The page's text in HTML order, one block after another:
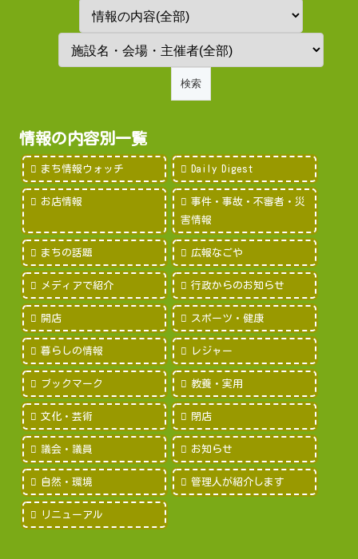
情報の内容別一覧
まち情報ウォッチ Daily Digest
お店情報
事件・事故・不審者・災
害情報
まちの話題 広報なごや
メディアで紹介 行政からのお知らせ
開店 スポーツ・健康
暮らしの情報 レジャー
ブックマーク 教養・実用
文化・芸術 閉店
議会・議員 お知らせ
自然・環境 管理人が紹介します
リニューアル